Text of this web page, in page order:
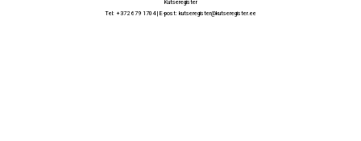
Kutseregister
Tel: +372 679 1704 | E-post: kutseregister@kutseregister.ee